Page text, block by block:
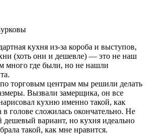
кухня из-за короба и выступов,
(хоть они и дешевле) — это не наш
много где были, но не нашли
торговым центрам мы решили делать
Вызвали замерщика, он все
кухню именно такой, как
в голове сложилась окончательно. Не
дешевый вариант, но кухня идеально
такой, как мне нравится.